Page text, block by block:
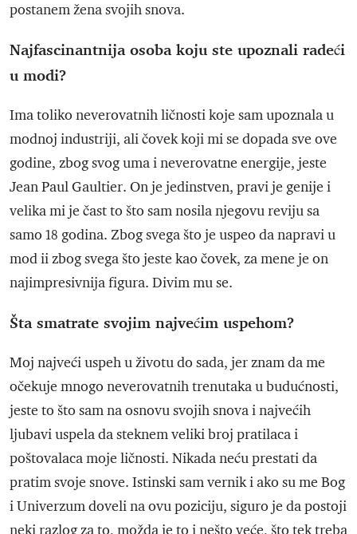
postanem žena svojih snova.
Najfascinantnija osoba koju ste upoznali radeći
u modi?
Ima toliko neverovatnih ličnosti koje sam upoznala u
modnoj industriji, ali čovek koji mi se dopada sve ove
godine, zbog svog uma i neverovatne energije, jeste
Jean Paul Gaultier. On je jedinstven, pravi je genije i
velika mi je čast to što sam nosila njegovu reviju sa
samo 18 godina. Zbog svega što je uspeo da napravi u
mod ii zbog svega što jeste kao čovek, za mene je on
najimpresivnija figura. Divim mu se.
Šta smatrate svojim najvećim uspehom?
Moj najveći uspeh u životu do sada, jer znam da me
očekuje mnogo neverovatnih trenutaka u budućnosti,
jeste to što sam na osnovu svojih snova i najvećih
ljubavi uspela da steknem veliki broj pratilaca i
poštovalaca moje ličnosti. Nikada neću prestati da
pratim svoje snove. Istinski sam vernik i ako su me Bog
i Univerzum doveli na ovu poziciju, siguro je da postoji